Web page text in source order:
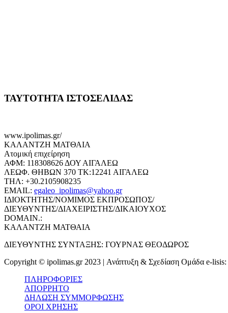
ΤΑΥΤΟΤΗΤΑ ΙΣΤΟΣΕΛΙΔΑΣ
www.ipolimas.gr/
ΚΑΛΑΝΤΖΗ ΜΑΤΘΑΙΑ
Ατομική επιχείρηση
ΑΦΜ: 118308626 ΔΟΥ ΑΙΓΑΛΕΩ
ΛΕΩΦ. ΘΗΒΩΝ 370 ΤΚ:12241 ΑΙΓΑΛΕΩ
ΤΗΛ: +30.2105908235
EMAIL: egaleo_ipolimas@yahoo.gr
ΙΔΙΟΚΤΗΤΗΣ/ΝΟΜΙΜΟΣ ΕΚΠΡΟΣΩΠΟΣ/
ΔΙΕΥΘΥΝΤΗΣ/ΔΙΑΧΕΙΡΙΣΤΗΣ/ΔΙΚΑΙΟΥΧΟΣ
DOMAIN.:
ΚΑΛΑΝΤΖΗ ΜΑΤΘΑΙΑ
ΔΙΕΥΘΥΝΤΗΣ ΣΥΝΤΑΞΗΣ: ΓΟΥΡΝΑΣ ΘΕΟΔΩΡΟΣ
Copyright © ipolimas.gr 2023 | Ανάπτυξη & Σχεδίαση Ομάδα e-lisis:
ΠΛΗΡΟΦΟΡΙΕΣ
ΑΠΟΡΡΗΤΟ
ΔΗΛΩΣΗ ΣΥΜΜΟΡΦΩΣΗΣ
ΟΡΟΙ ΧΡΗΣΗΣ